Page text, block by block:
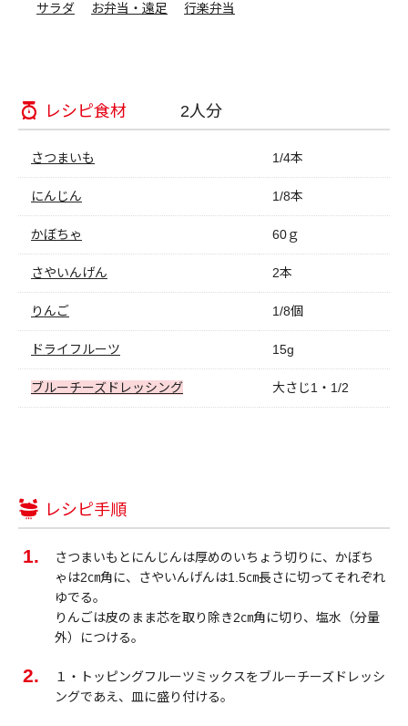
サラダ
お弁当・遠足 行楽弁当
レシピ食材 2人分
さつまいも 1/4本
にんじん 1/8本
かぼちゃ 60ｇ
さやいんげん 2本
りんご 1/8個
ドライフルーツ 15g
ブルーチーズドレッシング 大さじ1・1/2
レシピ手順
さつまいもとにんじんは厚めのいちょう切りに、かぼち
ゃは2㎝角に、さやいんげんは1.5㎝長さに切ってそれぞれ
ゆでる。
りんごは皮のまま芯を取り除き2㎝角に切り、塩水（分量
外）につける。
１・トッピングフルーツミックスをブルーチーズドレッシ
ングであえ、皿に盛り付ける。